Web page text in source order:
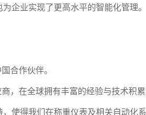
企业实现了更高水平的智能化管理。
合作伙伴。
，在全球拥有丰富的经验与技术积累
使得我们在称重仪表及相关自动化